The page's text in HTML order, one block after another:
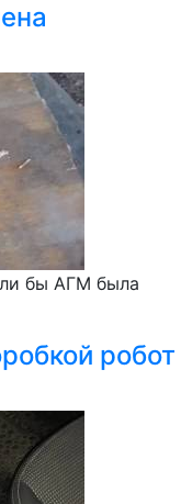
бы АГМ была
робот